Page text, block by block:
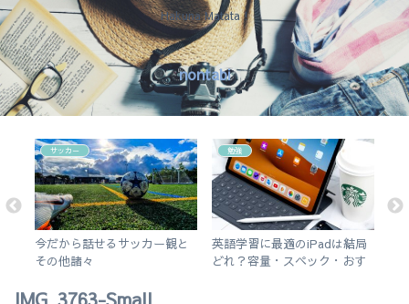
Hakuna Matata !
nontabi
サッカー
今だから話せるサッカー観と
その他諸々
勉強
英語学習に最適のiPadは結局
どれ？容量・スペック・おす
IMG_3763-Small